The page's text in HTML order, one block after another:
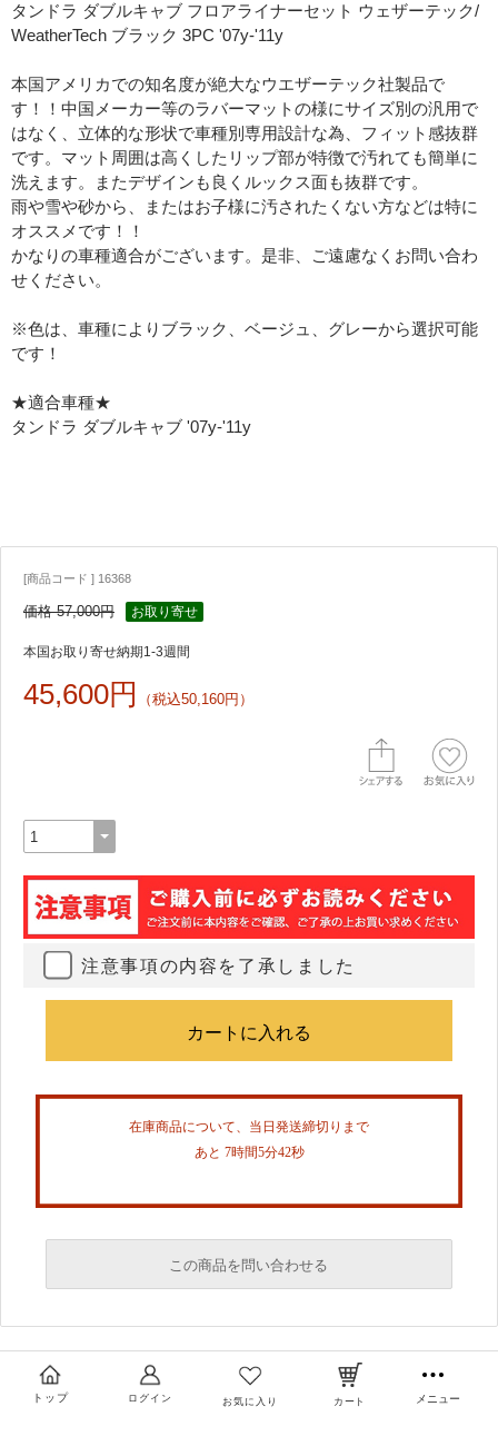
タンドラ ダブルキャブ フロアライナーセット ウェザーテック/
WeatherTech ブラック 3PC '07y-'11y
本国アメリカでの知名度が絶大なウエザーテック社製品で
す！！中国メーカー等のラバーマットの様にサイズ別の汎用で
はなく、立体的な形状で車種別専用設計な為、フィット感抜群
です。マット周囲は高くしたリップ部が特徴で汚れても簡単に
洗えます。またデザインも良くルックス面も抜群です。
雨や雪や砂から、またはお子様に汚されたくない方などは特に
オススメです！！
かなりの車種適合がございます。是非、ご遠慮なくお問い合わ
せください。
※色は、車種によりブラック、ベージュ、グレーから選択可能
です！
★適合車種★
タンドラ ダブルキャブ '07y-'11y
[商品コード ] 16368
価格 57,000円 お取り寄せ
本国お取り寄せ納期1-3週間
45,600円 （税込50,160円）
注意事項の内容を了承しました
在庫商品について、当日発送締切りまで
あと 7時間5分42秒
この商品を問い合わせる
トップ ログイン お気に入り カート メニュー